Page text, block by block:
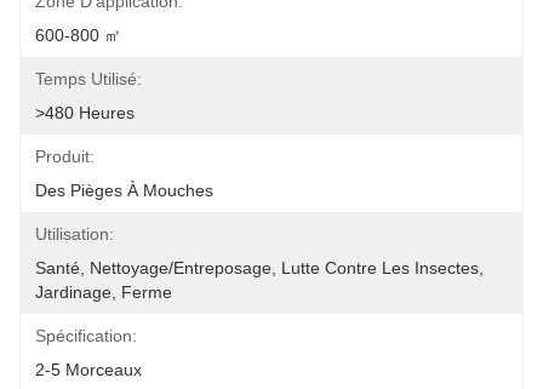
600-800 ㎡
Temps Utilisé:
>480 Heures
Produit:
Des Pièges À Mouches
Utilisation:
Santé, Nettoyage/entreposage, Lutte Contre Les Insectes,
Jardinage, Ferme
Spécification:
2-5 Morceaux